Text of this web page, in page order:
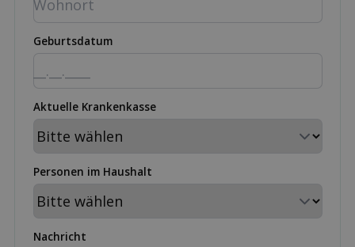
Geburtsdatum
Aktuelle Krankenkasse
Personen im Haushalt
Nachricht